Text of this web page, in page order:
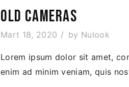
OLD CAMERAS
Mart 18, 2020 by Nulook
Lorem ipsum dolor sit amet,
enim ad minim veniam, quis